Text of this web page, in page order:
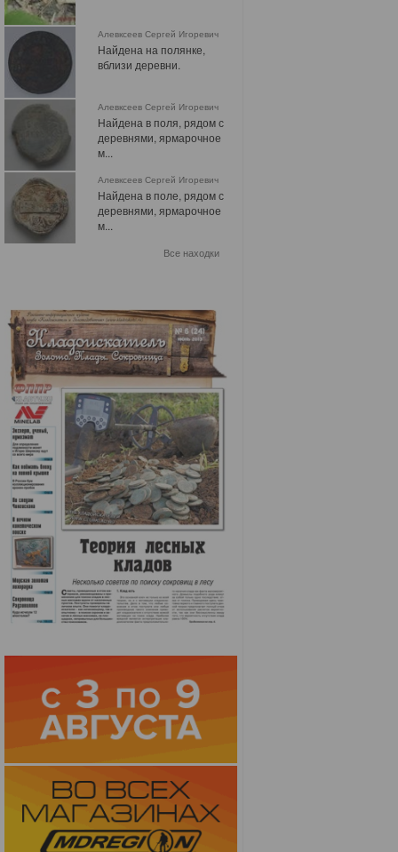
Алевксеев Сергей Игоревич
Найдена на полянке,
вблизи деревни.
Алевксеев Сергей Игоревич
Найдена в поля, рядом с
деревнями, ярмарочное
м...
Алевксеев Сергей Игоревич
Найдена в поле, рядом с
деревнями, ярмарочное
м...
Все находки